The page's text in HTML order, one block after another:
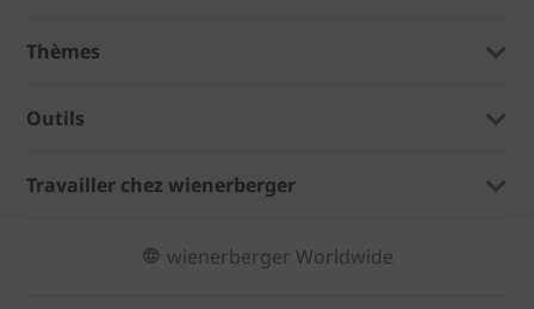
Thèmes
Outils
Travailler chez wienerberger
wienerberger Worldwide